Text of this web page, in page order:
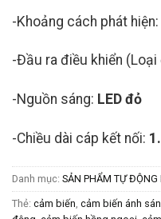
-Khoảng cách phát hiện:
-Đầu ra điều khiển (Loại
-Nguồn sáng: LED đỏ
-Chiều dài cáp kết nối:
Danh mục: SẢN PHẨM TỰ ĐỘNG
Thẻ: cảm biến cảm biến ánh